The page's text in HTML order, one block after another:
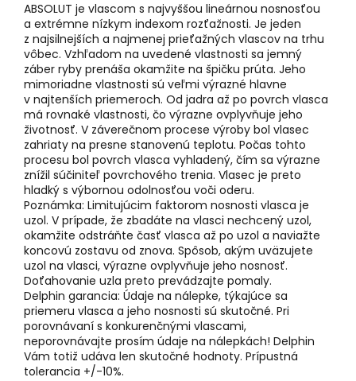
ABSOLUT je vlascom s najvyššou lineárnou nosnosťou
a extrémne nízkym indexom rozťažnosti. Je jeden
z najsilnejších a najmenej prieťažných vlascov na trhu
vôbec. Vzhľadom na uvedené vlastnosti sa jemný
záber ryby prenáša okamžite na špičku prúta. Jeho
mimoriadne vlastnosti sú veľmi výrazné hlavne
v najtenších priemeroch. Od jadra až po povrch vlasca
má rovnaké vlastnosti, čo výrazne ovplyvňuje jeho
životnosť. V záverečnom procese výroby bol vlasec
zahriaty na presne stanovenú teplotu. Počas tohto
procesu bol povrch vlasca vyhladený, čím sa výrazne
znížil súčiniteľ povrchového trenia. Vlasec je preto
hladký s výbornou odolnosťou voči oderu.
Poznámka: Limitujúcim faktorom nosnosti vlasca je
uzol. V prípade, že zbadáte na vlasci nechcený uzol,
okamžite odstráňte časť vlasca až po uzol a naviažte
koncovú zostavu od znova. Spôsob, akým uväzujete
uzol na vlasci, výrazne ovplyvňuje jeho nosnosť.
Doťahovanie uzla preto prevádzajte pomaly.
Delphin garancia: Údaje na nálepke, týkajúce sa
priemeru vlasca a jeho nosnosti sú skutočné. Pri
porovnávaní s konkurenčnými vlascami,
neporovnávajte prosím údaje na nálepkách! Delphin
Vám totiž udáva len skutočné hodnoty. Prípustná
tolerancia +/-10%.